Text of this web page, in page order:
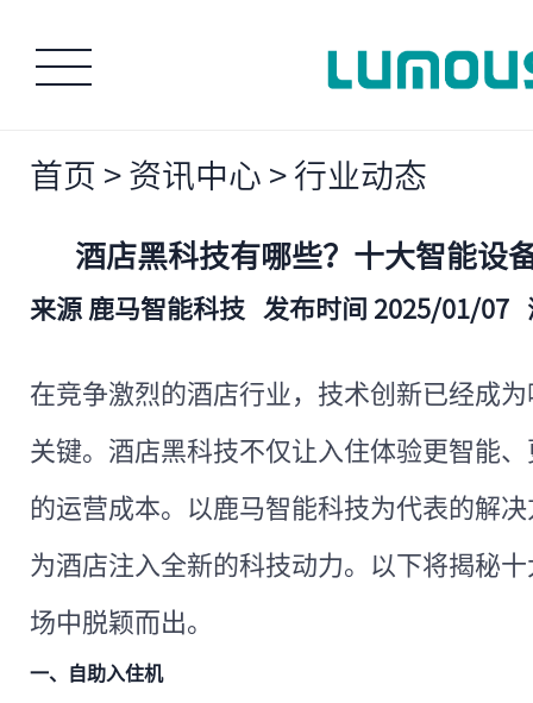
首页 > 资讯中心 > 行业动态
酒店黑科技有哪些？十大智能设
来源 鹿马智能科技 发布时间 2025/01/07
在竞争激烈的酒店行业，技术创新已经成
关键。酒店黑科技不仅让入住体验更智能
的运营成本。以鹿马智能科技为代表的解
为酒店注入全新的科技动力。以下将揭秘
场中脱颖而出。
一、自助入住机